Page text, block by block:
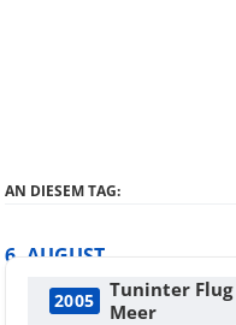
AN DIESEM TAG:
6. AUGUST
2005
Tuninter
Meer